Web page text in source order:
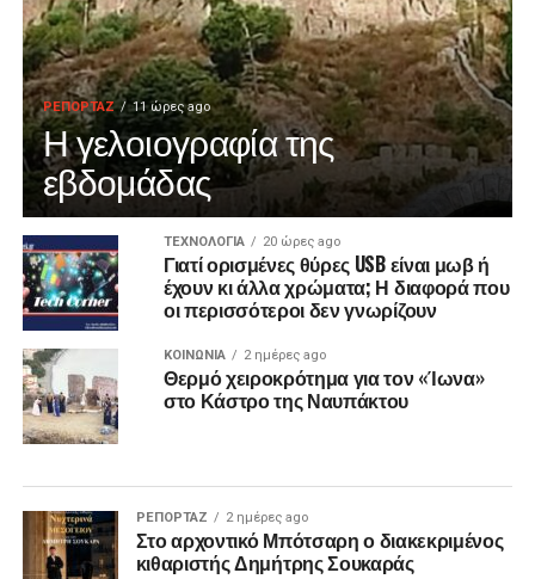
ΡΕΠΟΡΤΑΖ 11 ώρες ago
Η γελοιογραφία της
εβδομάδας
ΤΕΧΝΟΛΟΓΙΑ 20 ώρες ago
Γιατί ορισμένες θύρες USB είναι μωβ ή
έχουν κι άλλα χρώματα; Η διαφορά που
οι περισσότεροι δεν γνωρίζουν
ΚΟΙΝΩΝΙΑ 2 ημέρες ago
Θερμό χειροκρότημα για τον «Ίωνα»
στο Κάστρο της Ναυπάκτου
ΡΕΠΟΡΤΑΖ 2 ημέρες ago
Στο αρχοντικό Μπότσαρη ο διακεκριμένος
κιθαριστής Δημήτρης Σουκαράς